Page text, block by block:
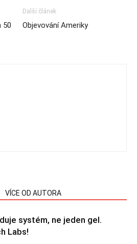
50
Další článek
Objevování Ameriky
VÍCE OD AUTORA
systém, ne jeden gel.
Labs!